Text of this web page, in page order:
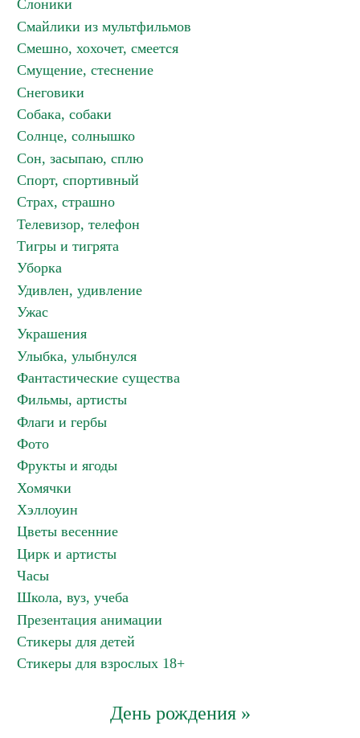
Слоники
Смайлики из мультфильмов
Смешно, хохочет, смеется
Смущение, стеснение
Снеговики
Собака, собаки
Солнце, солнышко
Сон, засыпаю, сплю
Спорт, спортивный
Страх, страшно
Телевизор, телефон
Тигры и тигрята
Уборка
Удивлен, удивление
Ужас
Украшения
Улыбка, улыбнулся
Фантастические существа
Фильмы, артисты
Флаги и гербы
Фото
Фрукты и ягоды
Хомячки
Хэллоуин
Цветы весенние
Цирк и артисты
Часы
Школа, вуз, учеба
Презентация анимации
Стикеры для детей
Стикеры для взрослых 18+
День рождения »